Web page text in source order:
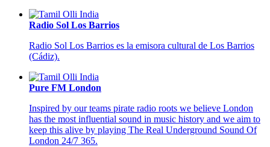
Radio Sol Los Barrios
Radio Sol Los Barrios es la emisora cultural de Los Barrios
(Cádiz).
Pure FM London
Inspired by our teams pirate radio roots we believe London
has the most influential sound in music history and we aim to
keep this alive by playing The Real Underground Sound Of
London 24/7 365.